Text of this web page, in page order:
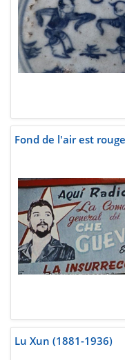
Fond de l'air est
Lu Xun (1881-1936)